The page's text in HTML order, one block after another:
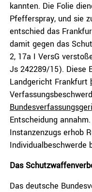
kannten. Die Folie
Pfefferspray, und sie
entschied das
damit gegen das
2, 17a I VersG
Js 242289/15). Diese
Landgericht Frankfurt
Entscheidung
Instanzenzugs erhob
Individualbeschwerde
Das
Das deutsche